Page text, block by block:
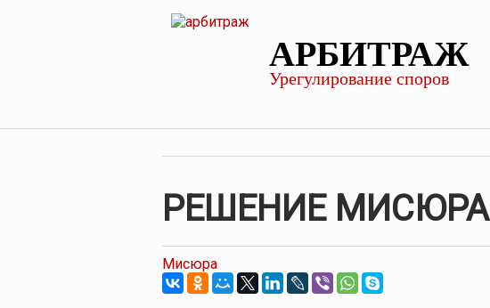
АРБИТРАЖ
Урегулирование споров
РЕШЕНИЕ МИСЮРА
Мисюра